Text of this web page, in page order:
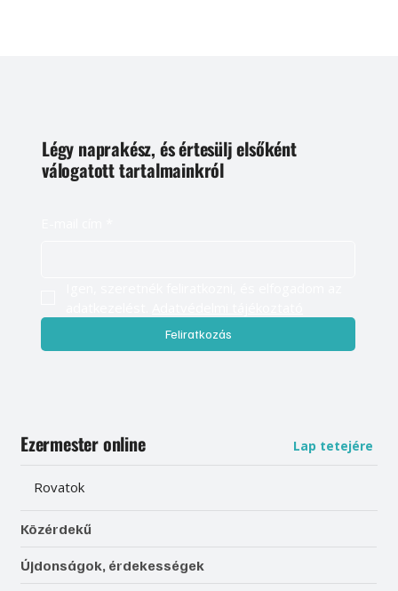
Légy naprakész, és értesülj elsőként
válogatott tartalmainkról
Feliratkozás
Ezermester online Lap tetejére
Rovatok
Közérdekű
Újdonságok, érdekességek